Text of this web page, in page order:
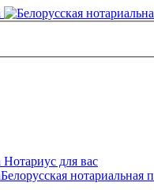
Нотариус для вас
Белорусская нотариальная